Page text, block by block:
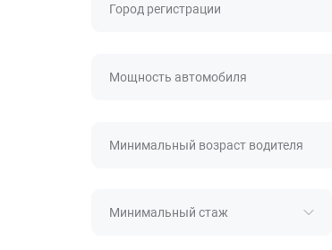
Город регистрации
Мощность автомобиля
Минимальный возраст водителя
Минимальный стаж